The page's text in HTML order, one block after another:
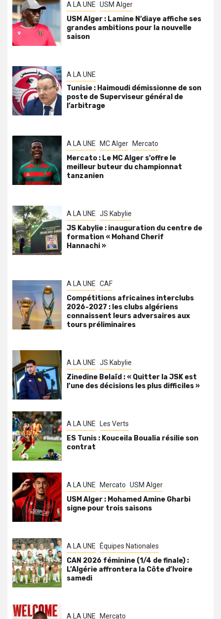
A LA UNE USM Alger
USM Alger : Lamine N’diaye affiche ses
grandes ambitions pour la nouvelle
saison
A LA UNE
Tunisie : Haimoudi démissionne de son
poste de Superviseur général de
l’arbitrage
A LA UNE MC Alger Mercato
Mercato : Le MC Alger s’offre le
meilleur buteur du championnat
tanzanien
A LA UNE JS Kabylie
JS Kabylie : inauguration du centre de
formation « Mohand Cherif
Hannachi »
A LA UNE CAF
Compétitions africaines interclubs
2026-2027 : les clubs algériens
connaissent leurs adversaires aux
tours préliminaires
A LA UNE JS Kabylie
Zinedine Belaïd : « Quitter la JSK est
l’une des décisions les plus difficiles »
A LA UNE Les Verts
ES Tunis : Kouceila Boualia résilie son
contrat
A LA UNE Mercato USM Alger
USM Alger : Mohamed Amine Gharbi
signe pour trois saisons
A LA UNE Équipes Nationales
CAN 2026 féminine (1/4 de finale) :
L’Algérie affrontera la Côte d’Ivoire
samedi
A LA UNE Mercato